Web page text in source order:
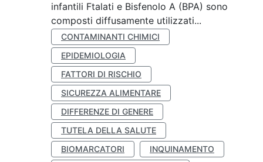
infantili Ftalati e Bisfenolo A (BPA) sono
composti diffusamente utilizzati...
CONTAMINANTI CHIMICI
EPIDEMIOLOGIA
FATTORI DI RISCHIO
SICUREZZA ALIMENTARE
DIFFERENZE DI GENERE
TUTELA DELLA SALUTE
BIOMARCATORI
INQUINAMENTO